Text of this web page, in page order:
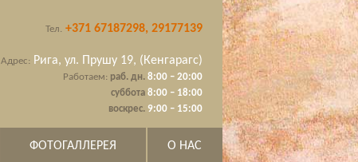
Тел. +371 67187298, 29177139
Адрес: Рига, ул. Прушу 19, (Кенгарагс)
Работаем: раб. дн. 8:00 – 20:00
суббота 8:00 – 18:00
воскрес. 9:00 – 15:00
ФОТОГАЛЛЕРЕЯ О НАС